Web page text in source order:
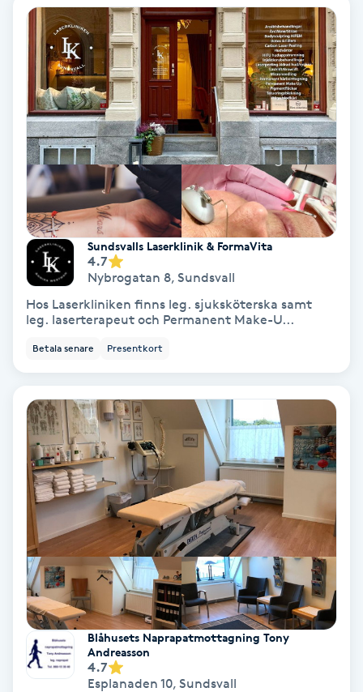
Cryoterapi
Damklippning
Dermapen
Diamantslipning
Enzympeeling
Extensions
Extensions borttagning
Eyeliner-tatuering
Face framing
Faceliftmassage
Fet hårbotten
Fettreducering
Fibromassage
Sundsvalls Laserklinik & FormaVita
4.7
Nybrogatan 8, Sundsvall
Hos Laserkliniken finns leg. sjuksköterska samt
leg. laserterapeut och Permanent Make-U...
Betala senare Presentkort
Blåhusets Naprapatmottagning Tony
Andreasson
4.7
Esplanaden 10, Sundsvall